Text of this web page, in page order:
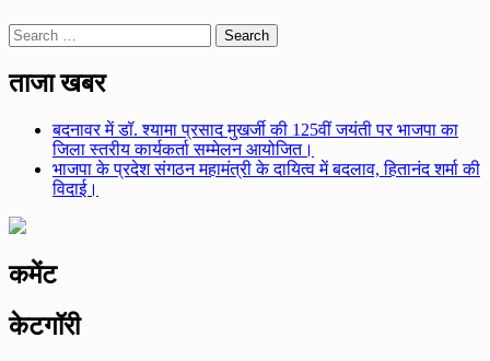
Search
for:
ताजा खबर
बदनावर में डॉ. श्यामा प्रसाद मुखर्जी की 125वीं जयंती पर भाजपा का
जिला स्तरीय कार्यकर्ता सम्मेलन आयोजित।
भाजपा के प्रदेश संगठन महामंत्री के दायित्व में बदलाव, हितानंद शर्मा की
विदाई।
कमेंट
केटगॉरी